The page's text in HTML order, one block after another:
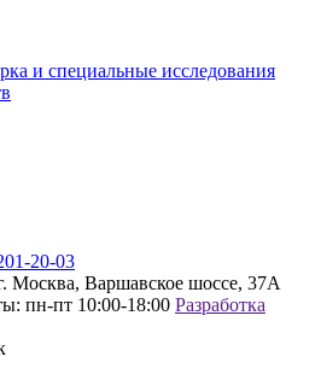
и специальные исследования
20-03
Москва, Варшавское шоссе, 37А
пн-пт 10:00-18:00 Разработка